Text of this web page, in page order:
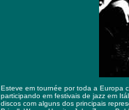
Esteve em tournée por toda a Europa
participando em festivais de jazz em
discos com alguns dos principais